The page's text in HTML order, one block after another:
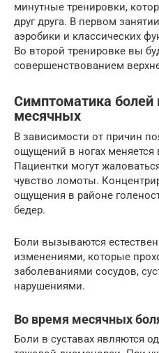
минутные тренировки,
друг друга. В первом
аэробики и классических
Во второй тренировке вы
совершенствованием
Симптоматика болей
месячных
В зависимости от причин
ощущений в ногах
Пациентки могут
чувство ломоты.
ощущения в районе
бедер.
Боли вызываются
изменениями, которые
заболеваниями сосудов,
нарушениями.
Во время месячных
Боли в суставах являются